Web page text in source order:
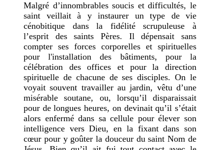
Malgré d’innombrables soucis et difficultés, le
saint veillait à y instaurer un type de vie
cénobitique dans la fidélité scrupuleuse à
l’esprit des saints Pères. Il dépensait sans
compter ses forces corporelles et spirituelles
pour l'installation des bâtiments, pour la
célébration des offices et pour la direction
spirituelle de chacune de ses disciples. On le
voyait souvent travailler au jardin, vêtu d’une
misérable soutane, ou, lorsqu’il disparaissait
pour de longues heures, on devinait qu’il s’était
alors enfermé dans sa cellule pour élever son
intelligence vers Dieu, en la fixant dans son
cœur pour y goûter la douceur du saint Nom de